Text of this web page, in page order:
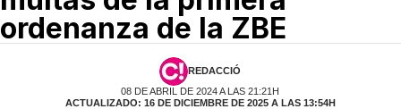
ordenanza de la ZBE
REDACCIÓ
08 DE ABRIL DE 2024 A LAS 21:21H
ACTUALIZADO: 16 DE DICIEMBRE DE 2025 A LAS 13:54H